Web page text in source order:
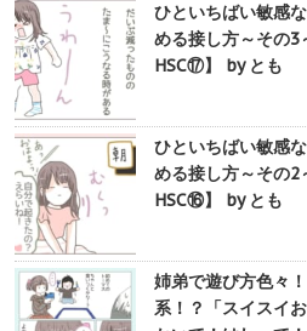
ひといちばい敏感
める接し方～その3
HSC⑰】 by とも
ひといちばい敏感
める接し方～その2
HSC⑯】 by とも
姉弟で遊び方色々
系！？「スイスイ